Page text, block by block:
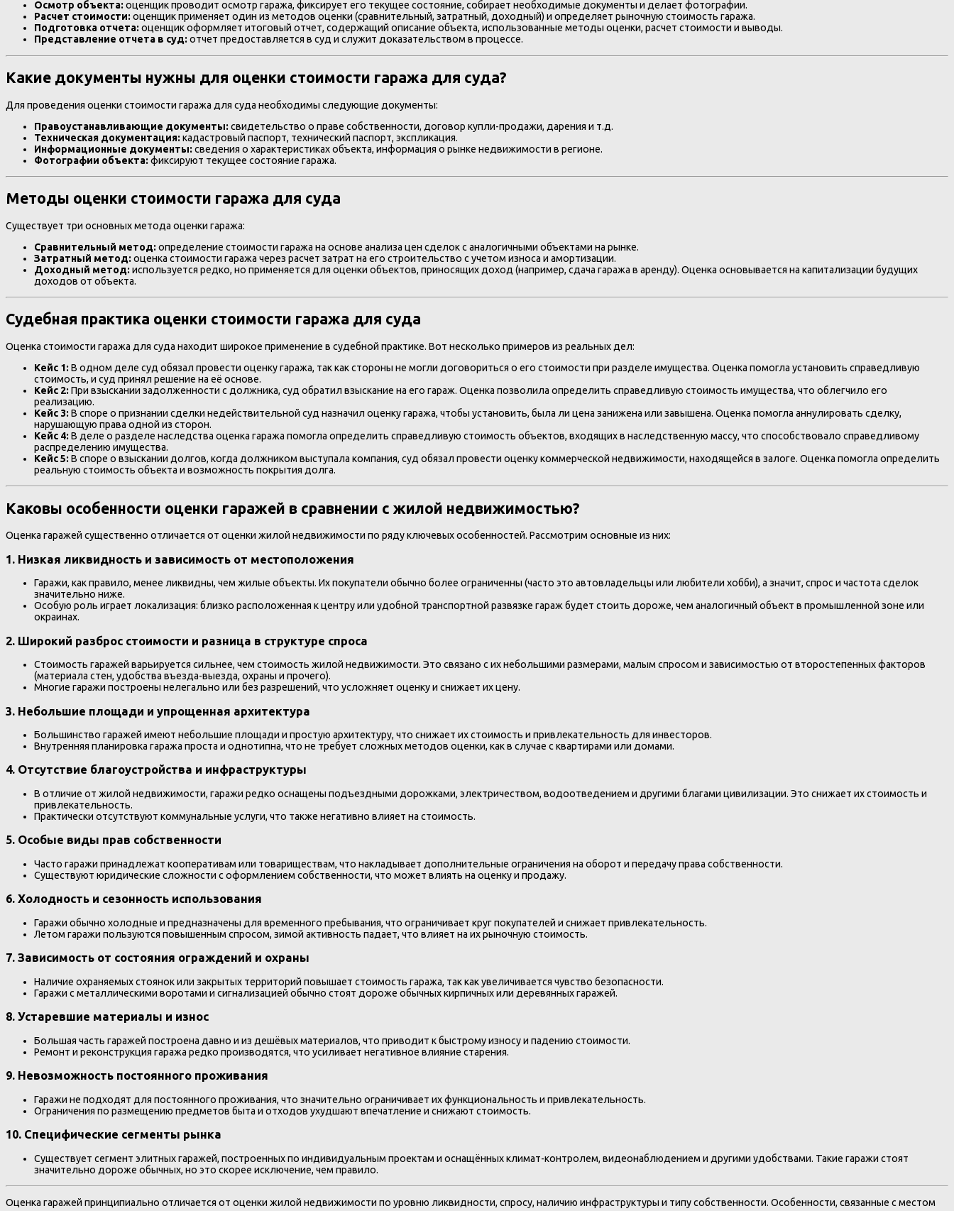
Осмотр объекта:оценщик проводит осмотр гаража, фиксирует его текущее состояние, собирает необходимые документы и делает фотографии.
Расчет стоимости:оценщик применяет один из методов оценки (сравнительный, затратный, доходный) и определяет рыночную стоимость гаража.
Подготовка отчета:оценщик оформляет итоговый отчет, содержащий описание объекта, использованные методы оценки, расчет стоимости и выводы.
Представление отчета в суд:отчет предоставляется в суд и служит доказательством в процессе.
Какие документы нужны для оценки стоимости гаража для суда?
Для проведения оценки стоимости гаража для суда необходимы следующие документы:
Правоустанавливающие документы:свидетельство о праве собственности, договор купли-продажи, дарения и т.д.
Техническая документация:кадастровый паспорт, технический паспорт, экспликация.
Информационные документы:сведения о характеристиках объекта, информация о рынке недвижимости в регионе.
Фотографии объекта:фиксируют текущее состояние гаража.
Методы оценки стоимости гаража для суда
Существует три основных метода оценки гаража:
Сравнительный метод:определение стоимости гаража на основе анализа цен сделок с аналогичными объектами на рынке.
Затратный метод:оценка стоимости гаража через расчет затрат на его строительство с учетом износа и амортизации.
Доходный метод:используется редко, но применяется для оценки объектов, приносящих доход (например, сдача гаража в аренду). Оценка основывается на капитализации будущих
доходов от объекта.
Судебная практика оценки стоимости гаража для суда
Оценка стоимости гаража для суда находит широкое применение в судебной практике. Вот несколько примеров из реальных дел:
Кейс 1:В одном деле суд обязал провести оценку гаража, так как стороны не могли договориться о его стоимости при разделе имущества. Оценка помогла установить справедливую
стоимость, и суд принял решение на её основе.
Кейс 2:При взыскании задолженности с должника, суд обратил взыскание на его гараж. Оценка позволила определить справедливую стоимость имущества, что облегчило его
реализацию.
Кейс 3:В споре о признании сделки недействительной суд назначил оценку гаража, чтобы установить, была ли цена занижена или завышена. Оценка помогла аннулировать сделку,
нарушающую права одной из сторон.
Кейс 4:В деле о разделе наследства оценка гаража помогла определить справедливую стоимость объектов, входящих в наследственную массу, что способствовало справедливому
распределению имущества.
Кейс 5:В споре о взыскании долгов, когда должником выступала компания, суд обязал провести оценку коммерческой недвижимости, находящейся в залоге. Оценка помогла определить
реальную стоимость объекта и возможность покрытия долга.
Каковы особенности оценки гаражей в сравнении с жилой недвижимостью?
Оценка гаражей существенно отличается от оценки жилой недвижимости по ряду ключевых особенностей. Рассмотрим основные из них:
1. Низкая ликвидность и зависимость от местоположения
Гаражи, как правило, менее ликвидны, чем жилые объекты. Их покупатели обычно более ограниченны (часто это автовладельцы или любители хобби), а значит, спрос и частота сделок
значительно ниже.
Особую роль играет локализация: близко расположенная к центру или удобной транспортной развязке гараж будет стоить дороже, чем аналогичный объект в промышленной зоне или
окраинах.
2. Широкий разброс стоимости и разница в структуре спроса
Стоимость гаражей варьируется сильнее, чем стоимость жилой недвижимости. Это связано с их небольшими размерами, малым спросом и зависимостью от второстепенных факторов
(материала стен, удобства въезда-выезда, охраны и прочего).
Многие гаражи построены нелегально или без разрешений, что усложняет оценку и снижает их цену.
3. Небольшие площади и упрощенная архитектура
Большинство гаражей имеют небольшие площади и простую архитектуру, что снижает их стоимость и привлекательность для инвесторов.
Внутренняя планировка гаража проста и однотипна, что не требует сложных методов оценки, как в случае с квартирами или домами.
4. Отсутствие благоустройства и инфраструктуры
В отличие от жилой недвижимости, гаражи редко оснащены подъездными дорожками, электричеством, водоотведением и другими благами цивилизации. Это снижает их стоимость и
привлекательность.
Практически отсутствуют коммунальные услуги, что также негативно влияет на стоимость.
5. Особые виды прав собственности
Часто гаражи принадлежат кооперативам или товариществам, что накладывает дополнительные ограничения на оборот и передачу права собственности.
Существуют юридические сложности с оформлением собственности, что может влиять на оценку и продажу.
6. Холодность и сезонность использования
Гаражи обычно холодные и предназначены для временного пребывания, что ограничивает круг покупателей и снижает привлекательность.
Летом гаражи пользуются повышенным спросом, зимой активность падает, что влияет на их рыночную стоимость.
7. Зависимость от состояния ограждений и охраны
Наличие охраняемых стоянок или закрытых территорий повышает стоимость гаража, так как увеличивается чувство безопасности.
Гаражи с металлическими воротами и сигнализацией обычно стоят дороже обычных кирпичных или деревянных гаражей.
8. Устаревшие материалы и износ
Большая часть гаражей построена давно и из дешёвых материалов, что приводит к быстрому износу и падению стоимости.
Ремонт и реконструкция гаража редко производятся, что усиливает негативное влияние старения.
9. Невозможность постоянного проживания
Гаражи не подходят для постоянного проживания, что значительно ограничивает их функциональность и привлекательность.
Ограничения по размещению предметов быта и отходов ухудшают впечатление и снижают стоимость.
10. Специфические сегменты рынка
Существует сегмент элитных гаражей, построенных по индивидуальным проектам и оснащённых климат-контролем, видеонаблюдением и другими удобствами. Такие гаражи стоят
значительно дороже обычных, но это скорее исключение, чем правило.
Оценка гаражей принципиально отличается от оценки жилой недвижимости по уровню ликвидности, спросу, наличию инфраструктуры и типу собственности. Особенности, связанные с местом